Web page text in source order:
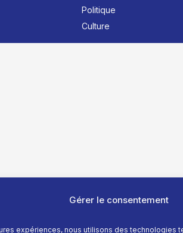
Gérer le consentement
expériences, nous utilisons des technologies
Politique
Culture